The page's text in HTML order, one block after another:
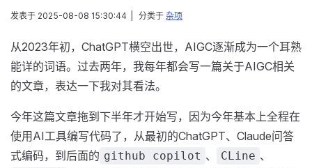
发表于 2025-08-08 15:30:44 分类于 杂项
从2023年初，ChatGPT横空出世，AIGC逐渐成为一个耳熟
能详的词语。过去两年，我每年都会写一篇关于AIGC相关
的文章，表达一下我对其看法。
今年这篇文章拖到下半年才开始写，因为今年基本上全程在
使用AI工具编写代码了，从最初的ChatGPT、Claude问答
式编码，到后面的 github copilot 、 CLine 、